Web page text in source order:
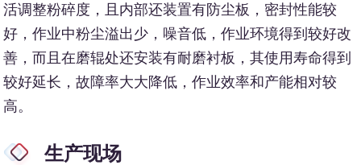
活调整粉碎度，且内部还装置有防尘板，密封性能较
好，作业中粉尘溢出少，噪音低，作业环境得到较好改
善，而且在磨辊处还安装有耐磨衬板，其使用寿命得到
较好延长，故障率大大降低，作业效率和产能相对较
高。
生产现场